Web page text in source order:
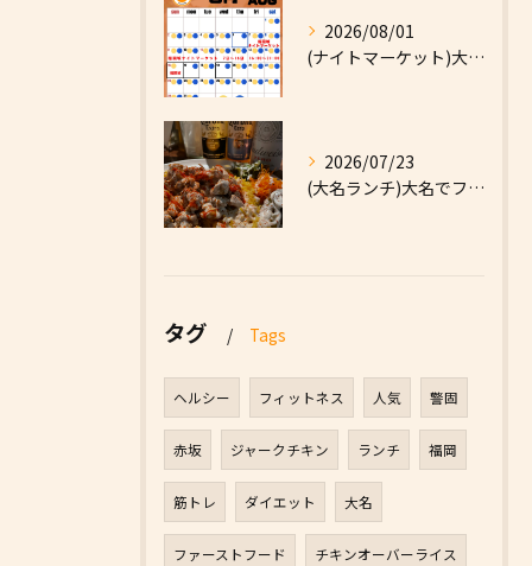
2026/08/01
(ナイトマーケット)大名でファーストフードなら|High F...
2026/07/23
(大名ランチ)大名でファーストフードなら|High Five...
タグ Tags
ヘルシー フィットネス 人気 警固
赤坂 ジャークチキン ランチ 福岡
筋トレ ダイエット 大名
ファーストフード チキンオーバーライス